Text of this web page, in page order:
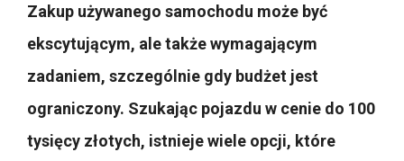
Zakup używanego samochodu może być
ekscytującym, ale także wymagającym
zadaniem, szczególnie gdy budżet jest
ograniczony. Szukając pojazdu w cenie do 100
tysięcy złotych, istnieje wiele opcji, które